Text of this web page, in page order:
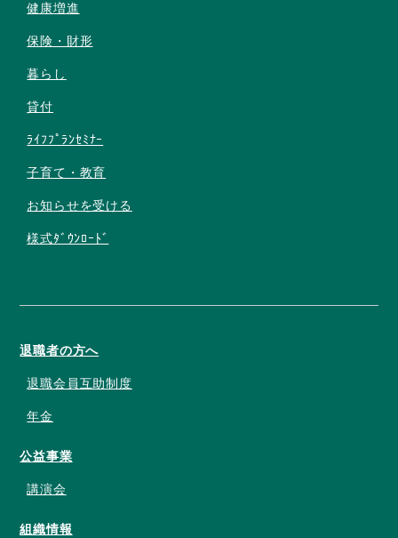
健康増進
保険・財形
暮らし
貸付
ﾗｲﾌﾌﾟﾗﾝｾﾐﾅｰ
子育て・教育
お知らせを受ける
様式ﾀﾞｳﾝﾛｰﾄﾞ
退職者の方へ
退職会員互助制度
年金
公益事業
講演会
組織情報